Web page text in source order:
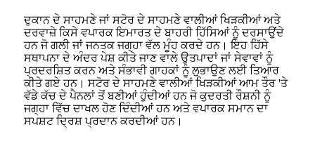
ਦੁਕਾਨ ਦੇ ਸਾਹਮਣੇ ਜਾਂ ਸਟੋਰ ਦੇ ਸਾਹਮਣੇ ਵਾਲੀਆਂ ਖਿੜਕੀਆਂ ਅਤੇ
ਦਰਵਾਜ਼ੇ ਕਿਸੇ ਵਪਾਰਕ ਇਮਾਰਤ ਦੇ ਬਾਹਰੀ ਹਿੱਸਿਆਂ ਨੂੰ ਦਰਸਾਉਂਦੇ
ਹਨ ਜੋ ਗਲੀ ਜਾਂ ਜਨਤਕ ਜਗ੍ਹਾ ਵੱਲ ਮੂੰਹ ਕਰਦੇ ਹਨ। ਇਹ ਹਿੱਸੇ
ਸਥਾਪਨਾ ਦੇ ਅੰਦਰ ਪੇਸ਼ ਕੀਤੇ ਜਾਣ ਵਾਲੇ ਉਤਪਾਦਾਂ ਜਾਂ ਸੇਵਾਵਾਂ ਨੂੰ
ਪ੍ਰਦਰਸ਼ਿਤ ਕਰਨ ਅਤੇ ਸੰਭਾਵੀ ਗਾਹਕਾਂ ਨੂੰ ਲੁਭਾਉਣ ਲਈ ਤਿਆਰ
ਕੀਤੇ ਗਏ ਹਨ। ਸਟੋਰ ਦੇ ਸਾਹਮਣੇ ਵਾਲੀਆਂ ਖਿੜਕੀਆਂ ਆਮ ਤੌਰ 'ਤੇ
ਵੱਡੇ ਕੱਚ ਦੇ ਪੈਨਲਾਂ ਤੋਂ ਬਣੀਆਂ ਹੁੰਦੀਆਂ ਹਨ ਜੋ ਕੁਦਰਤੀ ਰੌਸ਼ਨੀ ਨੂੰ
ਜਗ੍ਹਾ ਵਿੱਚ ਦਾਖਲ ਹੋਣ ਦਿੰਦੀਆਂ ਹਨ ਅਤੇ ਵਪਾਰਕ ਸਮਾਨ ਦਾ
ਸਪਸ਼ਟ ਦ੍ਰਿਸ਼ ਪ੍ਰਦਾਨ ਕਰਦੀਆਂ ਹਨ।